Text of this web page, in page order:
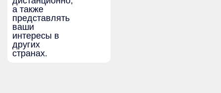
а также
представлять
ваши
интересы в
других
странах.